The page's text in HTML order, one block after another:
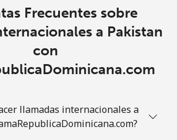
Frecuentes sobre
a Pakistan
con
llamadas internacionales a